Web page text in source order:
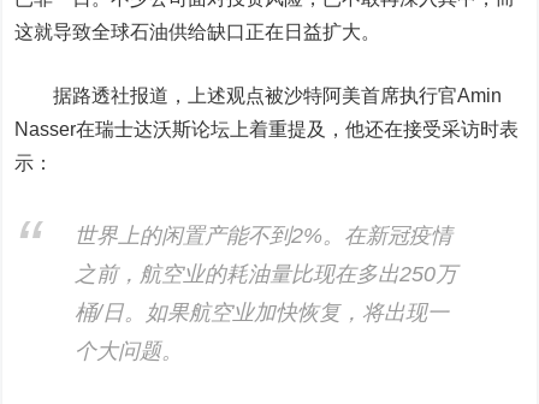
这就导致全球石油供给缺口正在日益扩大。
据路透社报道，上述观点被沙特阿美首席执行官Amin
Nasser在瑞士达沃斯论坛上着重提及，他还在接受采访时表
示：
世界上的闲置产能不到2%。在新冠疫情
之前，航空业的耗油量比现在多出250万
桶/日。如果航空业加快恢复，将出现一
个大问题。